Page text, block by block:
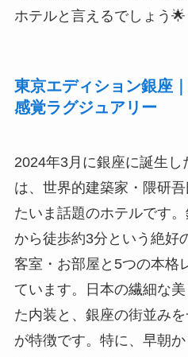
ホテルと言えるでしょう🌟
東京エディション銀座
感覚ラグジュアリー
2024年3月に銀座に誕生し
は、世界的建築家・隈研
たいま話題のホテルです
から徒歩約3分という絶好
客室・お部屋と5つの本格
ています。日本の繊細な
た内装と、銀座の街並み
が特徴です。特に、早朝